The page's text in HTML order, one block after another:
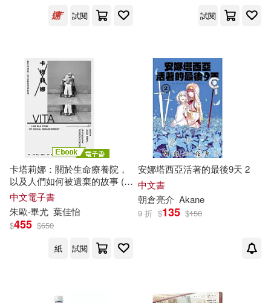
東條土筆(24) 林楨中(24)
（俄羅斯）托爾斯泰(24)
（俄）列夫·托爾斯泰(24)
（瑞典）拉格洛芙(24)
娜娜媽(23) 寺田安裕香(23)
建築考試培訓研究中心組織編寫(2
天津人民出版社(141)
長鴻出版社(141)
江西美術出版社(140)
天下文化(139)
南海出版公司(138)
目川文化數位股份有限公司(136)
西安交通大學出版社(136)
試閱
試閱
卡塔莉娜：關於生命療養院，
以及人們如何被遺棄的故事 (電
子書)
中文電子書
朱歐‧畢尤 葉佳怡
$455 $650
紙
試閱
安娜塔西亞活著的最後9天 2
中文書
朝倉亮介 Akane
9 折 $135 $150